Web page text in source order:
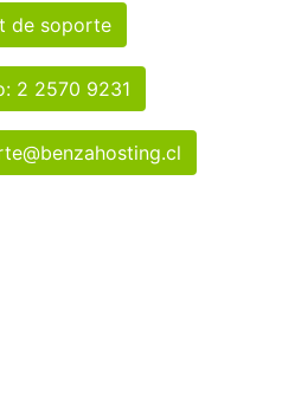
de soporte
2 2570 9231